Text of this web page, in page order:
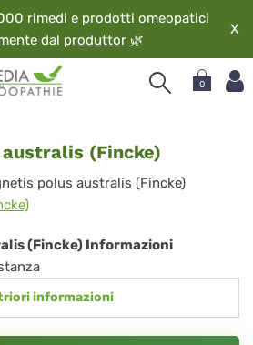
rimedi e prodotti omeopatici
dal produttor 🌿
X
0
(Fincke)
polus australis (Fincke)
(Fincke) Informazioni
informazioni